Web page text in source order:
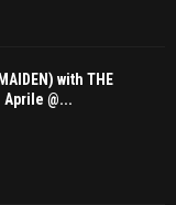
with THE
Aprile @...